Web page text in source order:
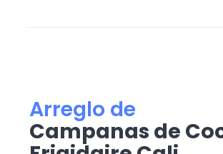
Arreglo de
Campanas de